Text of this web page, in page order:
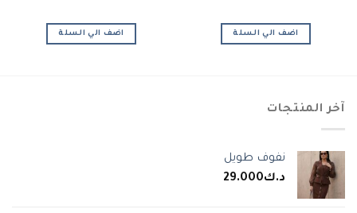
اضف الي السلة اضف الي السلة
آخر المنتجات
نفوف طويل
د.ك29.000